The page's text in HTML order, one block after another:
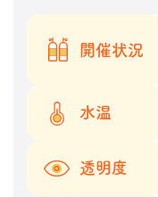
開催状況
水温
透明度